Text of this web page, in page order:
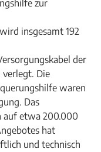
zur
insgesamt 192
der
verlegt. Die
waren
Das
auf etwa 200.000
hat
und technisch